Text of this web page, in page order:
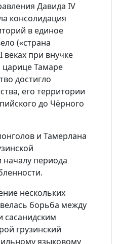
Давида IV
консолидация
в единое
(«страна
веках при внучке
царице Тамаре
достигло
его территории
до Чёрного
и Тамерлана
началу периода
нескольких
борьба между
сасанидским
грузинский
языковому